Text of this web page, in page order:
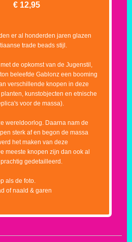
€ 12,95
er al honderden jaren glazen
trade beads stijl.
de opkomst van de Jugenstil,
beleefde Gablonz een booming
verschillende knopen in deze
kunstobjecten en etnische
voor de massa).
wereldoorlog. Daarna nam de
sterk af en begon de massa
het maken van deze
meeste knopen zijn dan ook al
gedetailleerd.
als de foto.
of naald & garen